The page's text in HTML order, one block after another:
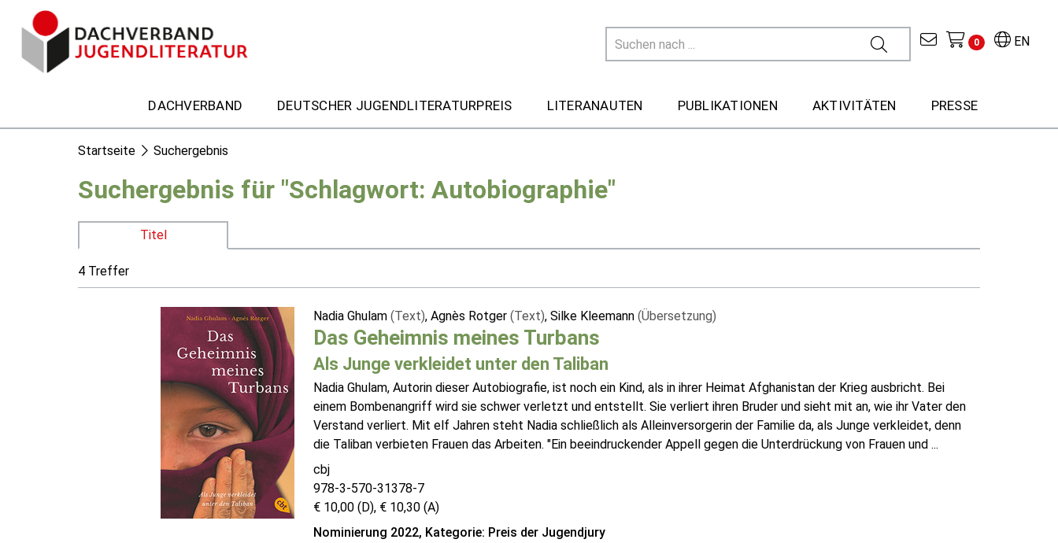
EN
0
DACHVERBAND DEUTSCHER JUGENDLITERATURPREIS LITERANAUTEN PUBLIKATIONEN AKTIVITÄTEN PRESSE
Startseite Suchergebnis
Suchergebnis für "Schlagwort: Autobiographie"
Titel
4 Treffer
Nadia Ghulam (Text), Agnès Rotger (Text), Silke Kleemann (Übersetzung)
Das Geheimnis meines Turbans
Als Junge verkleidet unter den Taliban
Nadia Ghulam, Autorin dieser Autobiografie, ist noch ein Kind, als in ihrer Heimat Afghanistan der Krieg ausbricht. Bei
einem Bombenangriff wird sie schwer verletzt und entstellt. Sie verliert ihren Bruder und sieht mit an, wie ihr Vater den
Verstand verliert. Mit elf Jahren steht Nadia schließlich als Alleinversorgerin der Familie da, als Junge verkleidet, denn
die Taliban verbieten Frauen das Arbeiten. "Ein beeindruckender Appell gegen die Unterdrückung von Frauen und ...
cbj
978-3-570-31378-7
€ 10,00 (D), € 10,30 (A)
Nominierung 2022, Kategorie: Preis der Jugendjury